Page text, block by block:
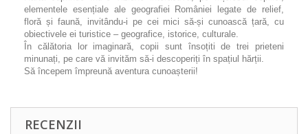
elementele esențiale ale geografiei României legate de relief,
floră și faună, invitându-i pe cei mici să-și cunoască țară, cu
obiectivele ei turistice – geografice, istorice, culturale.
În călătoria lor imaginară, copii sunt însoțiti de trei prieteni
minunați, pe care vă invităm să-i descoperiți în spațiul hărții.
Să începem împreună aventura cunoașterii!
RECENZII